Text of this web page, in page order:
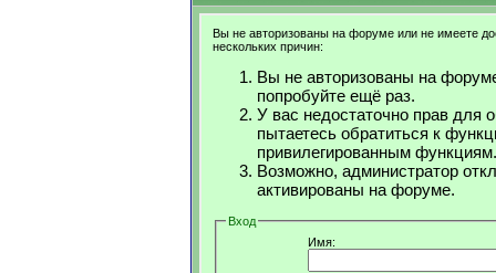
Вы не авторизованы на форуме или не имеете
нескольких причин:
Вы не авторизованы на
попробуйте ещё раз.
У вас недостаточно прав для
пытаетесь обратиться к
привилегированным функциям.
Возможно, администратор
активированы на форуме.
Вход
Имя: